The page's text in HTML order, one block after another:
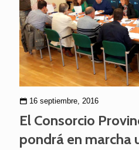
16 septiembre, 2016
El Consorcio
pondrá en marcha